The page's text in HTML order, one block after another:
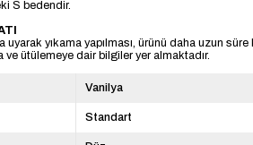
S bedendir.
uyarak yıkama yapılması, ürünü daha uzun
ve ütülemeye dair bilgiler yer almaktadır.
Vanilya
Standart